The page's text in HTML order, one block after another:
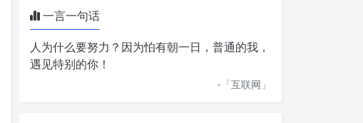
一言一句话
人为什么要努力？因为怕有朝一日，普通的我，
遇见特别的你！
-「互联网 」